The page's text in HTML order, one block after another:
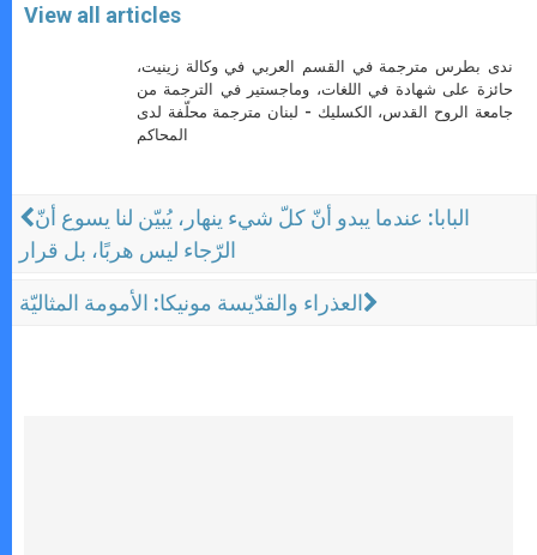
View all articles
ندى بطرس مترجمة في القسم العربي في وكالة زينيت،
حائزة على شهادة في اللغات، وماجستير في الترجمة من
جامعة الروح القدس، الكسليك - لبنان مترجمة محلّفة لدى
المحاكم
البابا: عندما يبدو أنّ كلّ شيء ينهار، يُبيّن لنا يسوع أنّ
الرّجاء ليس هربًا، بل قرار
العذراء والقدّيسة مونيكا: الأمومة المثاليّة